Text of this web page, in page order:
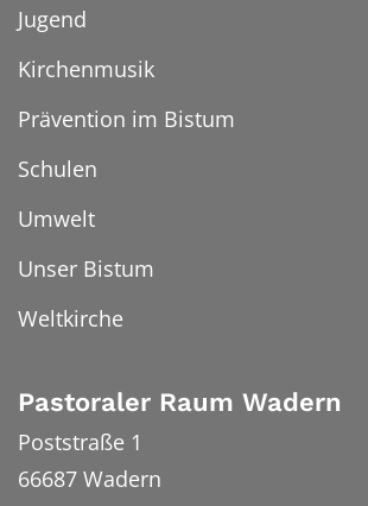
Jugend
Kirchenmusik
Prävention im Bistum
Schulen
Umwelt
Unser Bistum
Weltkirche
Pastoraler Raum Wadern
Poststraße 1
66687 Wadern